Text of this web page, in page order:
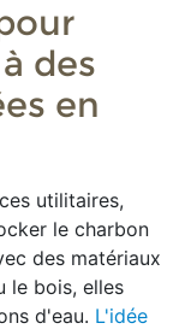
des
en
utilitaires,
le charbon
des matériaux
le bois, elles
d'eau. L'idée